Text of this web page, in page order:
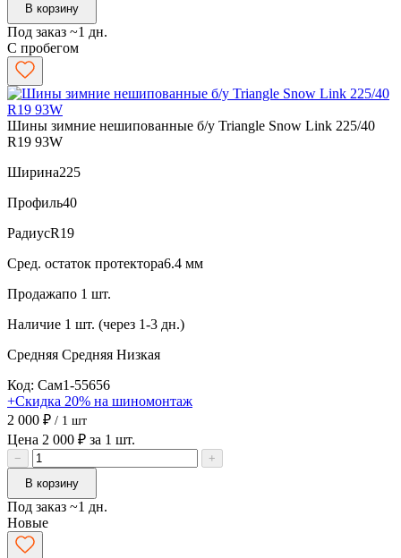
В корзину
Под заказ ~1 дн.
С пробегом
Шины зимние нешипованные б/у Triangle Snow Link 225/40
R19 93W
Ширина225
Профиль40
РадиусR19
Сред. остаток протектора6.4 мм
Продажапо 1 шт.
Наличие 1 шт. (через 1-3 дн.)
Средняя Средняя Низкая
Код: Сам1-55656
+Скидка 20% на шиномонтаж
2 000 ₽ / 1 шт
Цена 2 000 ₽ за 1 шт.
−
+
В корзину
Под заказ ~1 дн.
Новые